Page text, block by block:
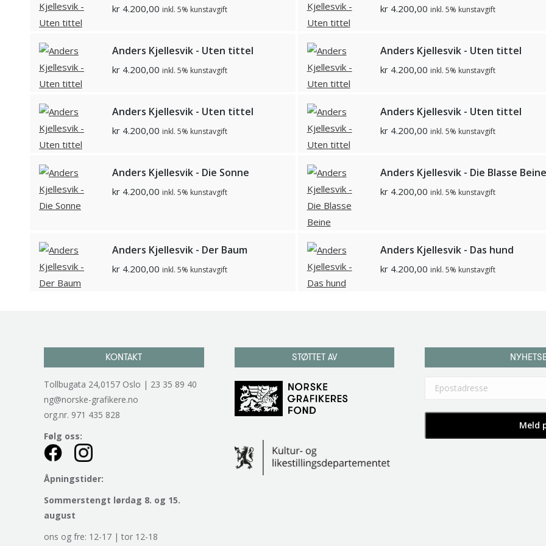
kr 4.200,00 inkl. 5% kunstavgift kr4.200,00 inkl. 5% kunstavgift
Anders Kjellesvik - Uten tittel
kr 4.200,00 inkl. 5% kunstavgift
Anders Kjellesvik - Uten tittel
kr4.200,00 inkl. 5% kunstavgift
Anders Kjellesvik - Uten tittel
kr 4.200,00 inkl. 5% kunstavgift
Anders Kjellesvik - Uten tittel
kr4.200,00 inkl. 5% kunstavgift
Anders Kjellesvik - Die Sonne
kr 4.200,00 inkl. 5% kunstavgift
Anders Kjellesvik - Die Blasse Beine
kr4.200,00 inkl. 5% kunstavgift
Anders Kjellesvik - Der Baum
kr 4.200,00 inkl. 5% kunstavgift
Anders Kjellesvik - Das hund
kr4.200,00 inkl. 5% kunstavgift
KONTAKT
Tollbugata 24,0157 Oslo | 23 35 89 40
ng@norske-grafikere.no
org.nr. 971 435 828
Følg oss:
Åpningstider:
Sommerstengt lørdag 8. og 15.
august
ons og fre: 12-17 | tor 12-18
STØTTET AV